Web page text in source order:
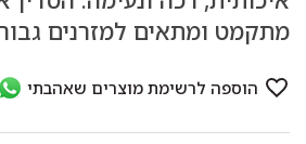
מתקמט ומתאים למזרנים